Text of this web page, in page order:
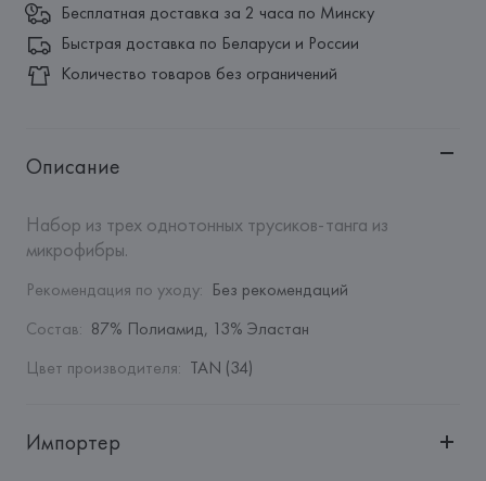
Бесплатная доставка за 2 часа по Минску
Быстрая доставка по Беларуси и России
Количество товаров без ограничений
Описание
Набор из трех однотонных трусиков-танга из
микрофибры.
Рекомендация по уходу: Без рекомендаций
Состав: 87% Полиамид, 13% Эластан
Цвет производителя: TAN (34)
Импортер